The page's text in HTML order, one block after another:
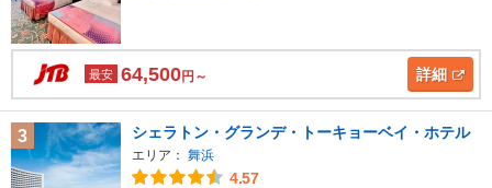
最安 64,500円～ 詳細
3 シェラトン・グランデ・トーキョーベイ・ホテル
エリア： 舞浜
4.57